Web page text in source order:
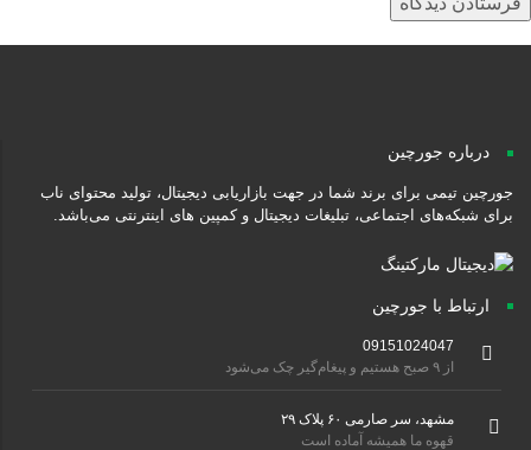
درباره جورچین
جورچین تیمی برای برند شما در جهت بازاریابی دیجیتال، تولید محتوای ناب
برای شبکه‌های اجتماعی، تبلیغات دیجیتال و کمپین های اینترنتی می‌باشد.
ارتباط با جورچین
09151024047
مشهد، سر صارمی ۶۰ پلاک ۲۹
قهوه ما همیشه آماده است